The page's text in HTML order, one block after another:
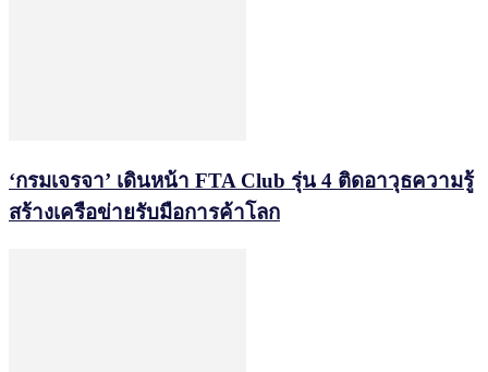
‘กรมเจรจา’ เดินหน้า FTA Club รุ่น 4 ติดอาวุธความรู้
สร้างเครือข่ายรับมือการค้าโลก